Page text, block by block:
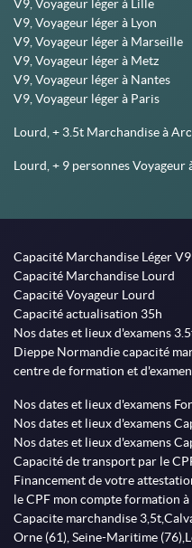
V9, Voyageur léger à Lille
V9, Voyageur léger à Lyon
V9, Voyageur léger à Marseille
V9, Voyageur léger à Metz
V9, Voyageur léger à Nantes
V9, Voyageur léger à Paris
Lourd, + 3.5t Marchandise à
Lourd, + 9 personnes Voyageur
Capacité Marchandise Léger V9
Capacité Marchandise Lourd
Capacité Voyageur Lourd
Capacité actualisation 35h
Nos dates et lieux d'examens
Dieppe Normandie capacité
centre de formation et
Nos dates et lieux d'examens
Nos dates et lieux d'examens
Nos dates et lieux d'examens
Capacité de transport par le
Financement de votre
le CPF mon compte formation
Capacite marchandise
Orne (61), Seine-Maritime